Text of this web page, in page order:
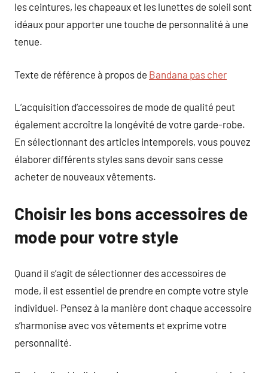
les ceintures, les chapeaux et les lunettes de soleil sont
idéaux pour apporter une touche de personnalité à une
tenue.
Texte de référence à propos de Bandana pas cher
L’acquisition d’accessoires de mode de qualité peut
également accroître la longévité de votre garde-robe.
En sélectionnant des articles intemporels, vous pouvez
élaborer différents styles sans devoir sans cesse
acheter de nouveaux vêtements.
Choisir les bons accessoires de
mode pour votre style
Quand il s’agit de sélectionner des accessoires de
mode, il est essentiel de prendre en compte votre style
individuel. Pensez à la manière dont chaque accessoire
s’harmonise avec vos vêtements et exprime votre
personnalité.